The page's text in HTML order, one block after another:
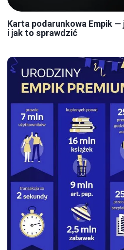
Karta podarunkowa Empik —
i jak to sprawdzić